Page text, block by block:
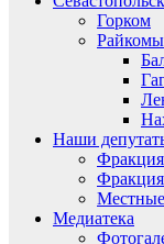
Горком
Райкомы
Наши
Медиатека